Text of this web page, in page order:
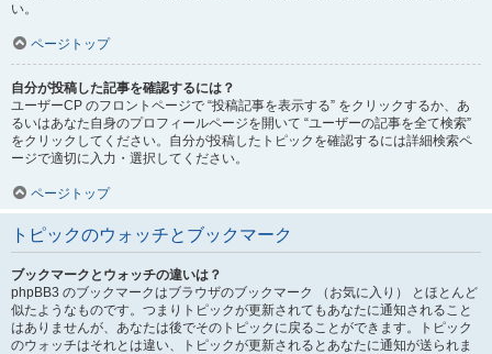
い。
ページトップ
自分が投稿した記事を確認するには？
ユーザーCP のフロントページで “投稿記事を表示する” をクリックするか、あ
るいはあなた自身のプロフィールページを開いて “ユーザーの記事を全て検索”
をクリックしてください。自分が投稿したトピックを確認するには詳細検索ペ
ージで適切に入力・選択してください。
ページトップ
トピックのウォッチとブックマーク
ブックマークとウォッチの違いは？
phpBB3 のブックマークはブラウザのブックマーク （お気に入り） とほとんど
似たようなものです。つまりトピックが更新されてもあなたに通知されること
はありませんが、あなたは後でそのトピックに戻ることができます。トピック
のウォッチはそれとは違い、トピックが更新されるとあなたに通知が送られま